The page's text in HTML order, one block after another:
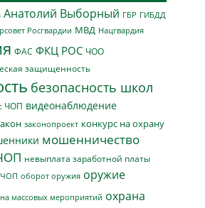
Анатолий Выборный ГБР ГИБДД
Росгвардии МВД Нацгвардия
ФАС ФКЦ РОС ЧОО
защищенность
безопасность школ
ЧОП видеонаблюдение
законопроект конкурс на охрану
мошенничество
невыплата заработной платы
ЧОП оборот оружия оружие
массовых мероприятий охрана